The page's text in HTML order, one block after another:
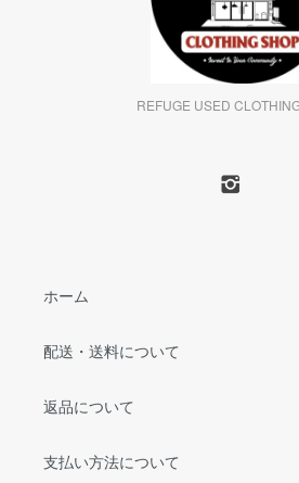
REFUGE USED
ホーム
配送・送料について
返品について
支払い方法について